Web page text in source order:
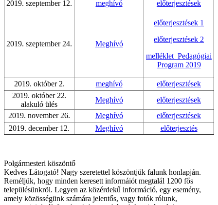
2019. szeptember 12.
meghívó előterjesztések
2019. szeptember 24. Meghívó
előterjesztések 1
előterjesztések 2
melléklet_Pedagógiai
Program 2019
2019. október 2. meghívó
előterjesztések
2019. október 22.
alakuló ülés
Meghívó
előterjesztések
2019. november 26.
Meghívó
előterjesztések
2019. december 12.
Meghívó előterjesztés
Polgármesteri köszöntő
Kedves Látogató! Nagy szeretettel köszöntjük falunk honlapján.
Reméljük, hogy minden keresett informáiót megtalál 1200 fős
településünkröl. Legyen az közérdekű információ, egy esemény,
amely közösségünk számára jelentős, vagy fotók rólunk,